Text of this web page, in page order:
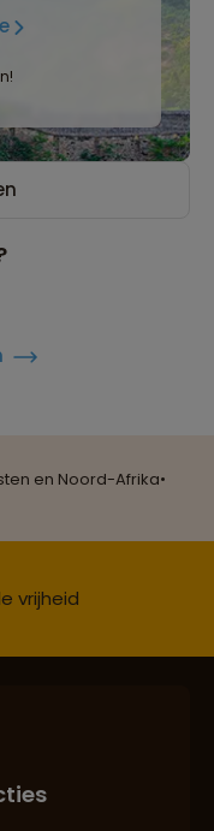
en Noord-Afrika•
cultuur en milieu
vrijheid